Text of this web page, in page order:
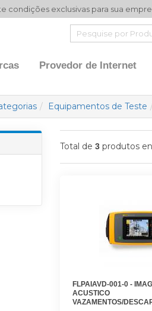
condições exclusivas para sua
Provedor de Internet
Equipamentos de Teste
Total de 3produtos
FLPAIAVD-001-0 -
ACUSTICO
VAZAMENTOS/